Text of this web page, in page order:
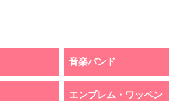
音楽バンド
エンブレム・ワッペン